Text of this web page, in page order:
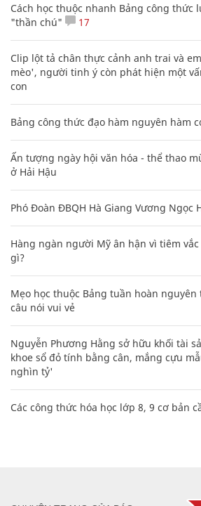
Cách học thuộc nhanh Bảng công thức
"thần chú"
17
Clip lột tả chân thực cảnh anh trai và
mèo', người tinh ý còn phát hiện một
con
Bảng công thức đạo hàm nguyên hàm
Ấn tượng ngày hội văn hóa - thể thao
ở Hải Hậu
Phó Đoàn ĐBQH Hà Giang Vương Ngọc
Hàng ngàn người Mỹ ân hận vì tiêm vắc
gì?
Mẹo học thuộc Bảng tuần hoàn
câu nói vui vẻ
Nguyễn Phương Hằng sở hữu khối tài
khoe sổ đỏ tính bằng cân, mắng cựu
nghìn tỷ'
Các công thức hóa học lớp 8, 9 cơ bản